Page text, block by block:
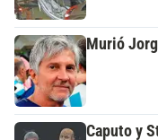
Murió
Caputo y